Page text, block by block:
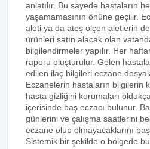
anlatılır. Bu sayede hastaların
yaşamamasının önüne geçilir.
aleti ya da ateş ölçen aletlerin de
ürünleri satın alacak olan
bilgilendirmeler yapılır. Her
raporu oluşturulur. Gelen
edilen ilaç bilgileri eczane
Eczanelerin hastaların bilgilerin
hasta gizliğini korumaları
içerisinde baş eczacı bulunur.
günlerini ve çalışma saatlerini
eczane olup olmayacaklarını
Sistemik bir şekilde o bölgede